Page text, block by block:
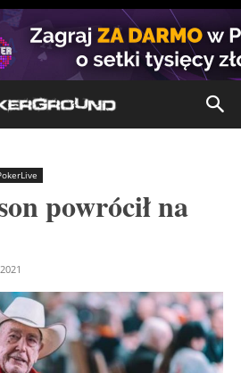
powrócił na